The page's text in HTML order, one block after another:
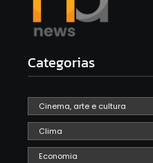
Categorias
Cinema, arte e cultura
Clima
Economia